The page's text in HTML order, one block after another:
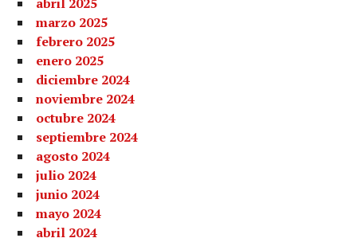
marzo 2025
febrero 2025
enero 2025
diciembre 2024
noviembre 2024
octubre 2024
septiembre 2024
agosto 2024
julio 2024
junio 2024
mayo 2024
abril 2024